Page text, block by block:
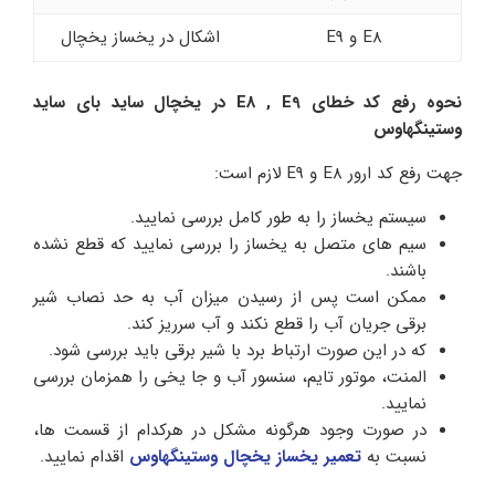
E8 و E9
اشکال در یخساز یخچال
نحوه رفع کد خطای E8 , E9 در یخچال ساید بای ساید
وستینگهاوس
جهت رفع کد ارور E8 و E9 لازم است:
سیستم یخساز را به طور کامل بررسی نمایید.
سیم های متصل به یخساز را بررسی نمایید که قطع نشده
باشند.
ممکن است پس از رسیدن میزان آب به حد نصاب شیر
برقی جریان آب را قطع نکند و آب سرریز کند.
که در این صورت ارتباط برد با شیر برقی باید بررسی شود.
المنت، موتور تایم، سنسور آب و جا یخی را همزمان بررسی
نمایید.
در صورت وجود هرگونه مشکل در هرکدام از قسمت ها،
نسبت به تعمیر یخساز یخچال وستینگهاوس اقدام نمایید.